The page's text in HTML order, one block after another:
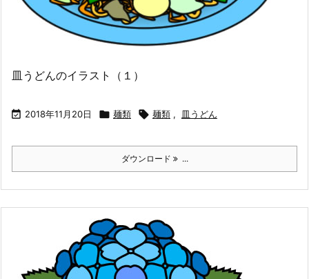
皿うどんのイラスト（１）
 2018年11月20日  麺類  麺類 , 皿うどん
ダウンロード ...